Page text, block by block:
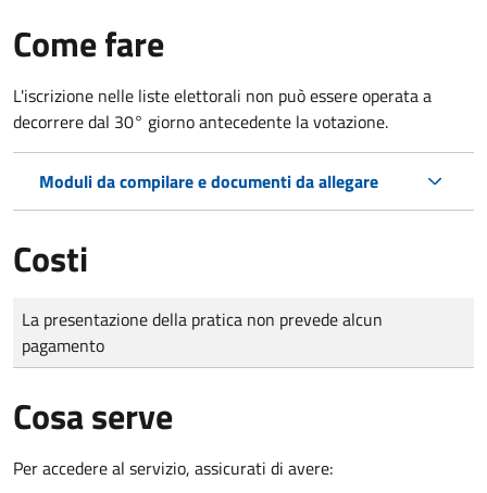
Come fare
L'iscrizione nelle liste elettorali non può essere operata a
decorrere dal 30° giorno antecedente la votazione.
Moduli da compilare e documenti da allegare
Costi
Tipo di pagamento
Importo
La presentazione della pratica non prevede alcun
pagamento
Cosa serve
Per accedere al servizio, assicurati di avere: